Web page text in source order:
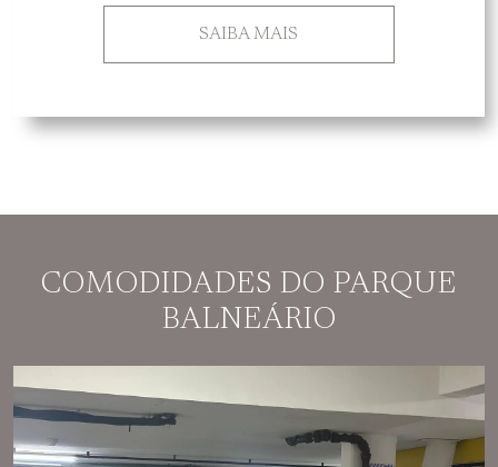
SAIBA MAIS
COMODIDADES DO PARQUE
BALNEÁRIO